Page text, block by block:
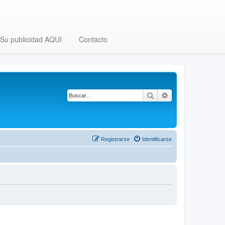
publicidad AQUI Contacto
Buscar
Identificarse
Registrarse